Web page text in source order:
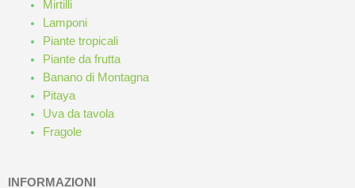
Mirtilli
Lamponi
Piante tropicali
Piante da frutta
Banano di Montagna
Pitaya
Uva da tavola
Fragole
INFORMAZIONI